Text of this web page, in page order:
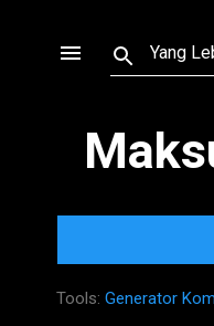
Tools: Generator